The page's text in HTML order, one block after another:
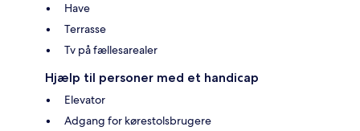
Have
Terrasse
Tv på fællesarealer
Hjælp til personer med et handicap
Elevator
Adgang for kørestolsbrugere